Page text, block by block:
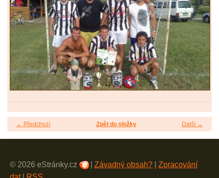
← Předchozí Další →
Zpět do složky
© 2026 eStránky.cz Závadný obsah?
Zpracování